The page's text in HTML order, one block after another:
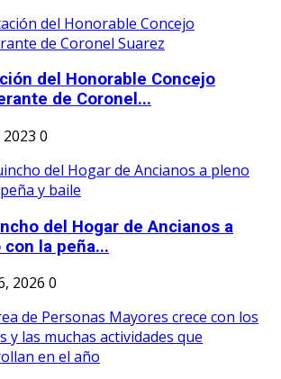
del Honorable Concejo
de Coronel...
0
del Hogar de Ancianos a
con la peña...
2026 0